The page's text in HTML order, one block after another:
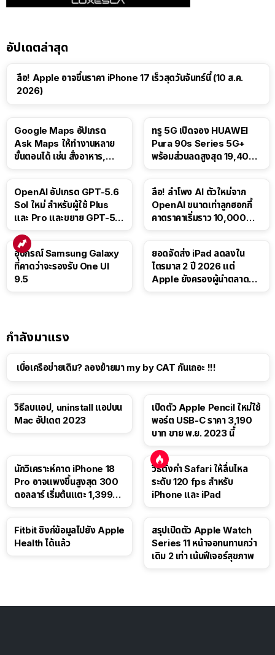
อัปเดตล่าสุด
ลือ! Apple อาจขึ้นราคา iPhone 17 เร็วสุดวันจันทร์นี้ (10 ส.ค.
2026)
Google Maps อัปเกรด
Ask Maps ให้ทำงานหลาย
ขั้นตอนได้ เช่น สั่งอาหาร,
ทรู 5G เปิดจอง HUAWEI
Pura 90s Series 5G+
พร้อมส่วนลดสูงสุด 19,400
OpenAI อัปเกรด GPT-5.6
Sol ใหม่ สำหรับผู้ใช้ Plus
และ Pro และขยาย GPT-5.6
ลือ! ลำโพง AI ตัวใหม่จาก
OpenAI ขนาดเท่าลูกฮอกกี้
คาดราคาเริ่มราว 10,000
อุปกรณ์ Samsung Galaxy
ที่คาดว่าจะรองรับ One UI
9.5
ยอดจัดส่ง iPad ลดลงใน
ไตรมาส 2 ปี 2026 แต่
Apple ยังครองผู้นำตลาด
กำลังมาแรง
เบื่อเครือข่ายเดิม? ลองย้ายมา my by CAT กันเถอะ !!!
วิธีลบแอป, uninstall แอปบน
Mac อัปเดต 2023
เปิดตัว Apple Pencil ใหม่ใช้
พอร์ต USB-C ราคา 3,190
บาท ขาย พ.ย. 2023 นี้
นักวิเคราะห์คาด iPhone 18
Pro อาจแพงขึ้นสูงสุด 300
ดอลลาร์ เริ่มต้นแตะ 1,399
วิธีตั้งค่า Safari ให้ลื่นไหล
ระดับ 120 fps สำหรับ
iPhone และ iPad
Fitbit ซิงก์ข้อมูลไปยัง Apple
Health ได้แล้ว
สรุปเปิดตัว Apple Watch
Series 11 หน้าจอทนทานกว่า
เดิม 2 เท่า เน้นฟีเจอร์สุขภาพ